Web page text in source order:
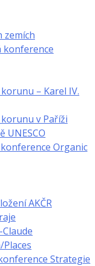
zemích
konference
– Karel IV.
v Paříži
UNESCO
Organic
AKČR
Strategie